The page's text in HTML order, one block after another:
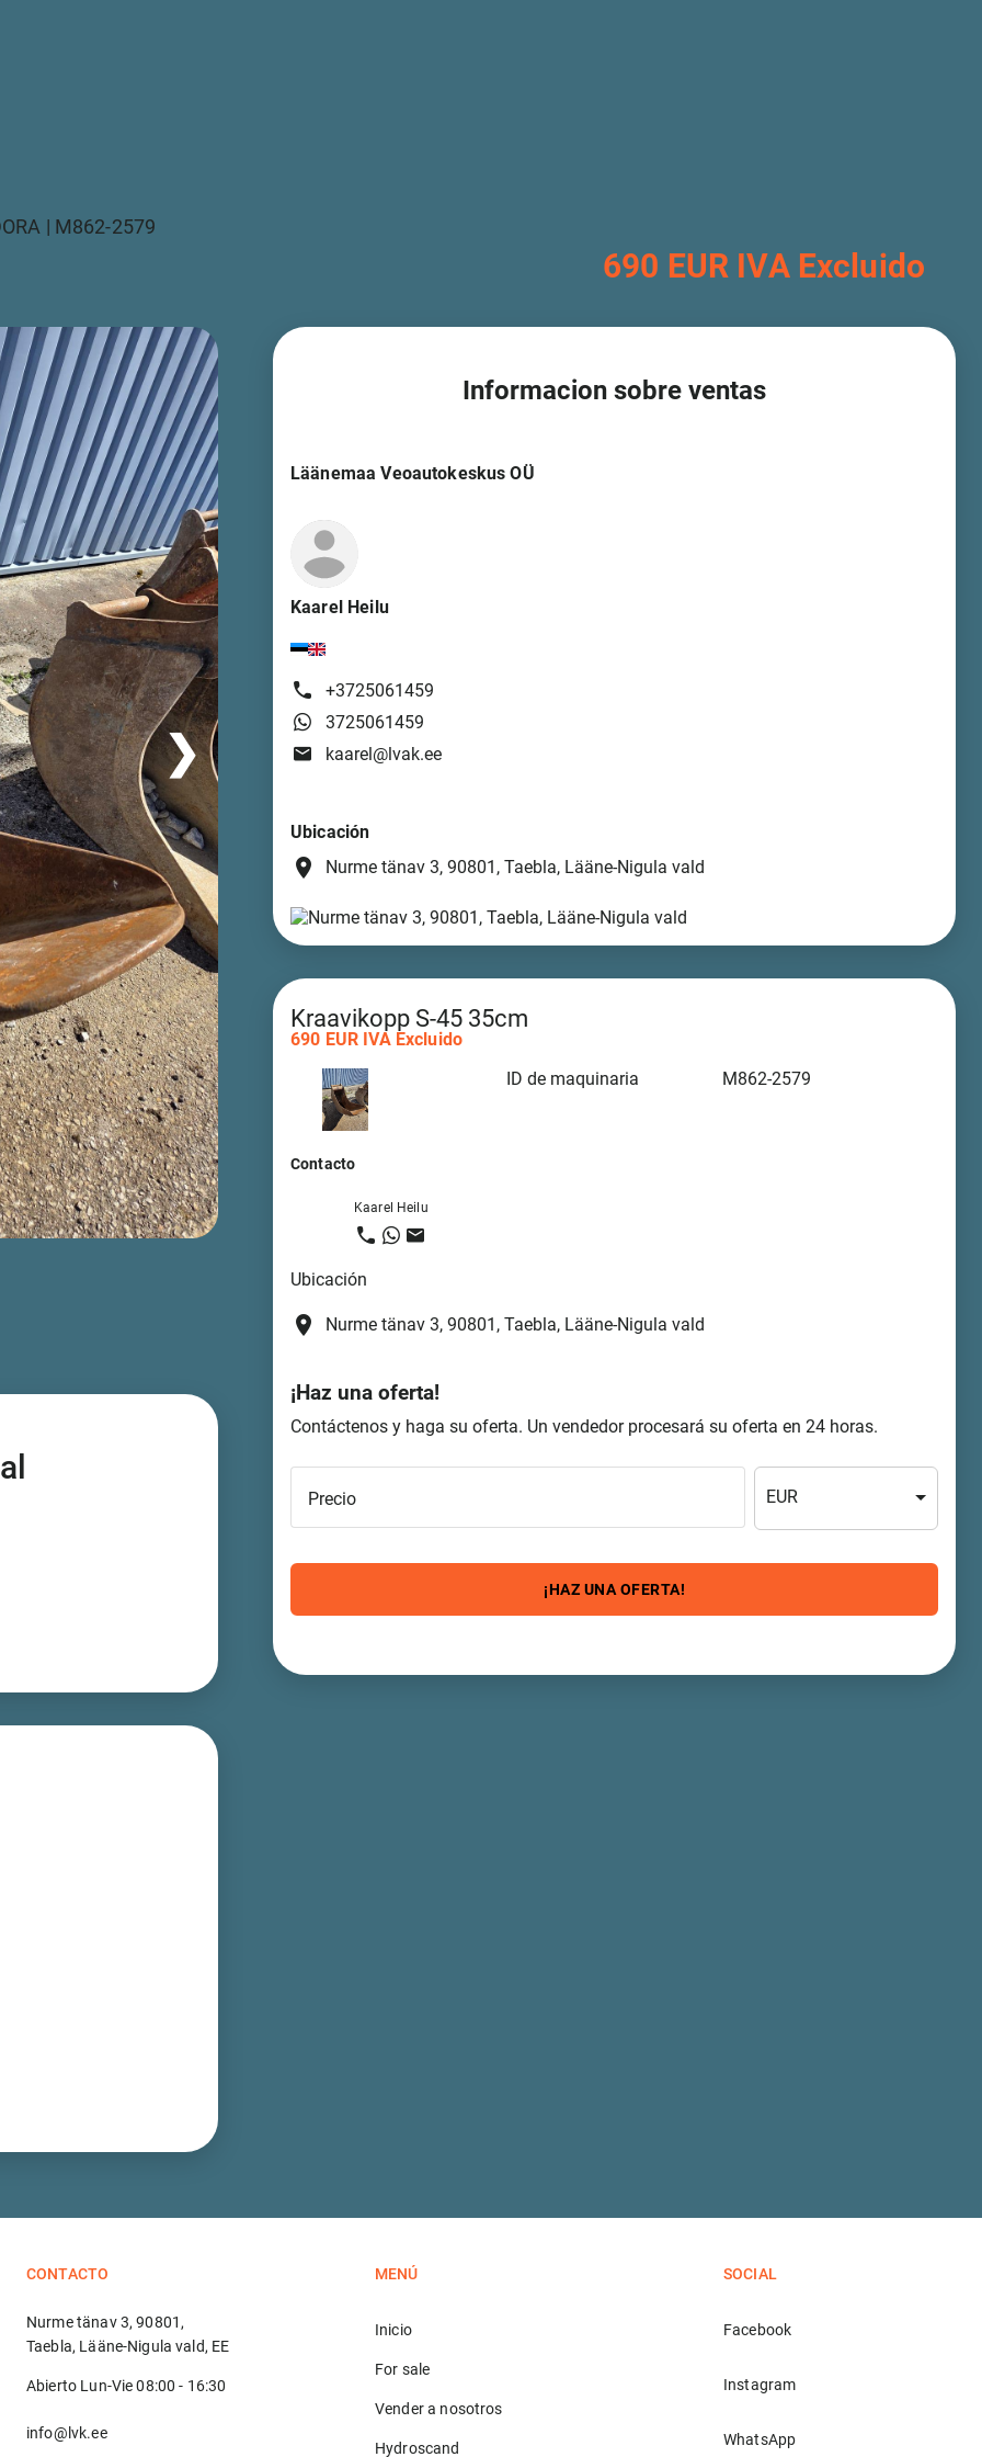
| M862-2579
690 EUR IVA Excluido
❯
Informacion sobre ventas
Läänemaa Veoautokeskus OÜ
Kaarel Heilu
+3725061459
3725061459
kaarel@lvak.ee
Ubicación
place Nurme tänav 3, 90801, Taebla, Lääne-Nigula vald
Kraavikopp S-45 35cm
690 EUR IVA Excluido
ID de maquinaria
M862-2579
Contacto
Kaarel Heilu
Ubicación
place Nurme tänav 3, 90801, Taebla, Lääne-Nigula vald
¡Haz una oferta!
Contáctenos y haga su oferta. Un vendedor procesará su oferta en 24 horas.
Precio EUR
¡HAZ UNA OFERTA!
CONTACTO
Nurme tänav 3, 90801,
Taebla, Lääne-Nigula vald, EE
Abierto Lun-Vie 08:00 - 16:30
info@lvk.ee
MENÚ
Inicio
For sale
Vender a nosotros
Hydroscand
SOCIAL
Facebook
Instagram
WhatsApp